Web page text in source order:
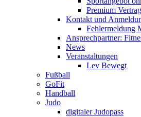
Premium
Kontakt und
Fehlermeldung
Ansprechpartner:
News
Veranstaltungen
Lev Bewegt
Fußball
GoFit
Handball
Judo
digitaler Judopass